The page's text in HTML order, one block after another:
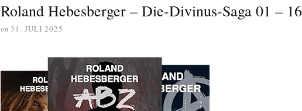
Roland Hebesberger – Die-Divinus-Saga 01 – 16
on 31. JULI 2025